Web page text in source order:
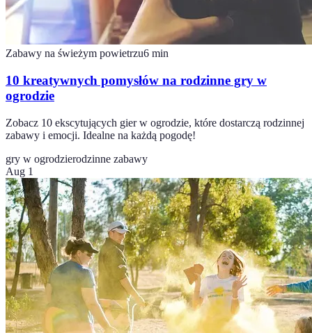
Zabawy na świeżym powietrzu6 min
10 kreatywnych pomysłów na rodzinne gry w
ogrodzie
Zobacz 10 ekscytujących gier w ogrodzie, które dostarczą rodzinnej
zabawy i emocji. Idealne na każdą pogodę!
gry w ogrodzierodzinne zabawy
Aug 1